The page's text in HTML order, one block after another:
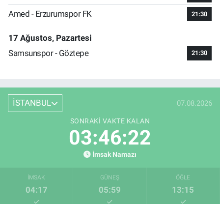
Amed - Erzurumspor FK 21:30
17 Ağustos, Pazartesi
Samsunspor - Göztepe
21:30
İSTANBUL 07.08.2026
SONRAKI VAKTE KALAN
03:46:21
İmsak Namazı
İMSAK
04:17
GÜNEŞ
05:59
ÖĞLE
13:15